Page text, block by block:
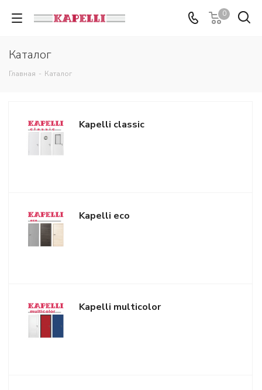
0
Каталог
Главная - Каталог
Kapelli classic
Kapelli eco
Kapelli multicolor